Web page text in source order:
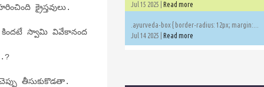
క్రైస్తవులు.
కిందటే స్వామి వివేకానంద
తీసుకుకొడతా.
Jul 15 2025 | Read more
.ayurveda-box { border-radius: 12px; margin:...
Jul 14 2025 | Read more